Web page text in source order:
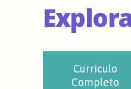
Currículo
Completo